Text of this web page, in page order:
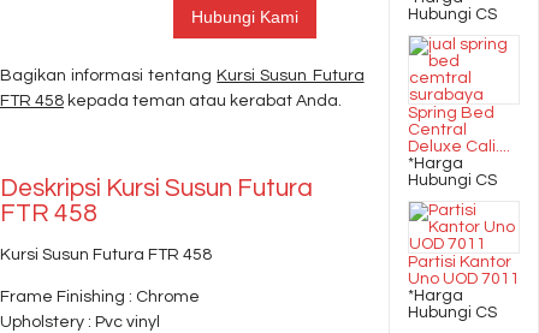
Hubungi Kami
Bagikan informasi tentang Kursi Susun Futura
FTR 458 kepada teman atau kerabat Anda.
Deskripsi Kursi Susun Futura
FTR 458
Kursi Susun Futura FTR 458
Frame Finishing : Chrome
Upholstery : Pvc vinyl
Hubungi CS
Spring Bed
Central
Deluxe Cali....
*Harga
Hubungi CS
Partisi Kantor
Uno UOD 7011
*Harga
Hubungi CS